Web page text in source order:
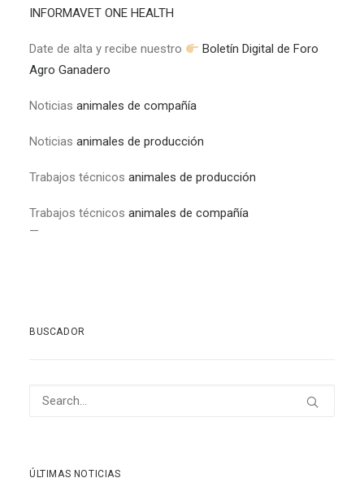
INFORMAVET ONE HEALTH
Date de alta y recibe nuestro
Boletín Digital de Foro
Agro Ganadero
Noticias animales de compañía
Noticias animales de producción
Trabajos técnicos animales de producción
Trabajos técnicos animales de compañía
—
BUSCADOR
ÚLTIMAS NOTICIAS